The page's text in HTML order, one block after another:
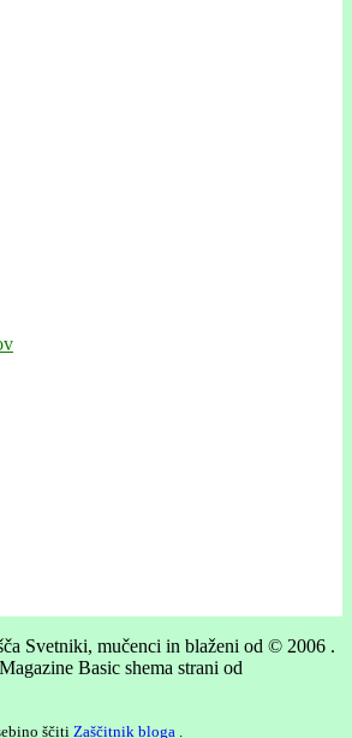
Svetniki, mučenci in blaženi od © 2006 .
Magazine Basic shema strani od
ščitiZaščitnik bloga .